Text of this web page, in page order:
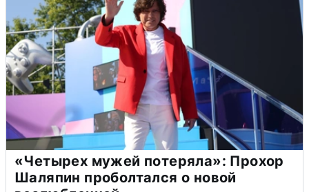
«Четырех мужей потеряла»: Прохор
Шаляпин проболтался о новой